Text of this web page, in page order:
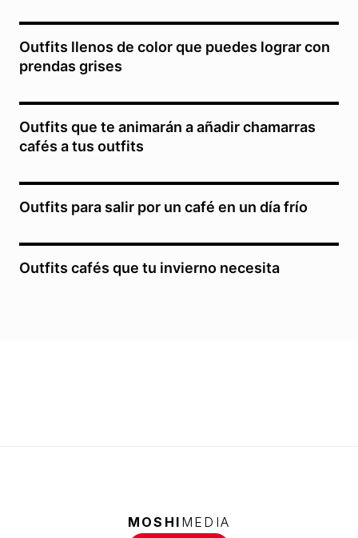
Outfits llenos de color que puedes lograr con
prendas grises
Outfits que te animarán a añadir chamarras
cafés a tus outfits
Outfits para salir por un café en un día frío
Outfits cafés que tu invierno necesita
MOSHI MEDIA